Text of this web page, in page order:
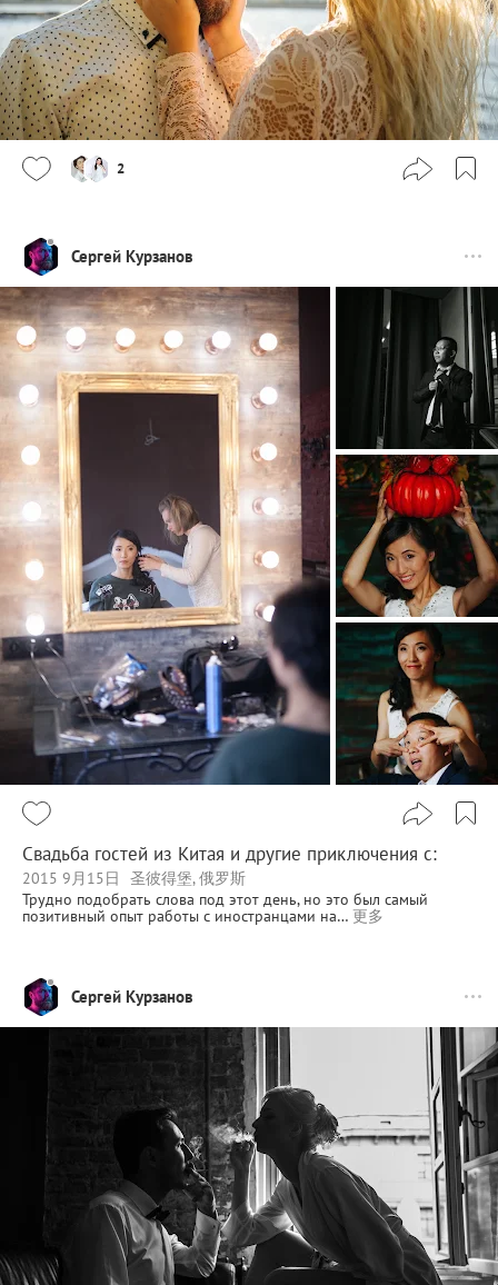
2
Сергей Курзанов
Свадьба гостей из Китая и другие приключения c:
2015 9月15日
圣彼得堡, 俄罗斯
Трудно подобрать слова под этот день, но это был самый
позитивный опыт работы с иностранцами на… 更多
Сергей Курзанов